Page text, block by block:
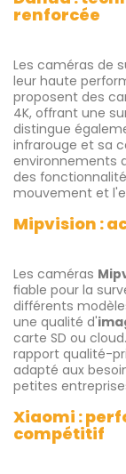
renforcée
Les caméras de
leur haute
proposent des
4K, offrant une
distingue
infrarouge et sa
environnements
des
mouvement et
Mipvision :
Les caméras
fiable pour la
différents
une qualité d'
carte SD ou cloud.
rapport qualité-
adapté aux
petites
Xiaomi :
compétitif